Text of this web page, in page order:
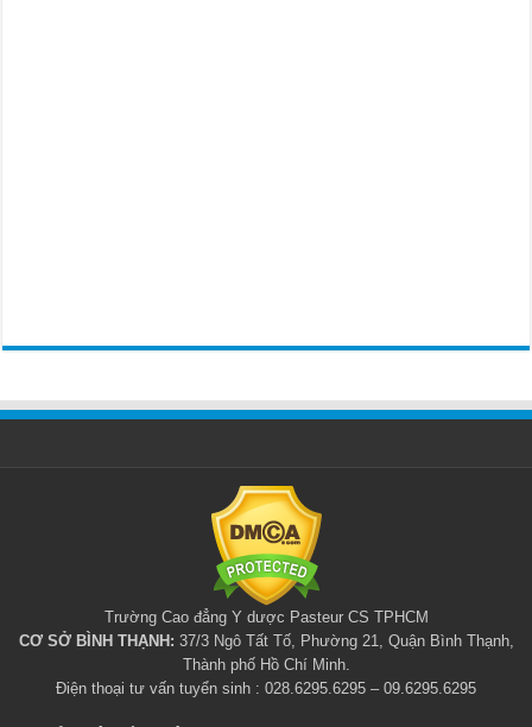
Trường Cao đẳng Y dược Pasteur CS TPHCM
CƠ SỞ BÌNH THẠNH: 37/3 Ngô Tất Tố, Phường 21, Quận Bình Thạnh,
Thành phố Hồ Chí Minh.
Điện thoại tư vấn tuyển sinh : 028.6295.6295 – 09.6295.6295